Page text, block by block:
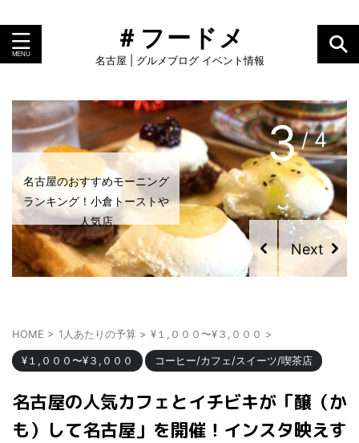
＃フードメ
名古屋 | グルメブログ イベント情報
名古屋のおすすめモーニング
ランキング！小倉トーストや
人気店
3/ 4
HOME > 1人あたりの予算 > ¥１,０００〜¥３,０００ >
¥１,０００〜¥３,０００ コーヒー/カフェ/スイーツ/喫茶店
名古屋の人気カフェとイチビキが「醸（か
も）して名古屋」を開催！インスタ映えす